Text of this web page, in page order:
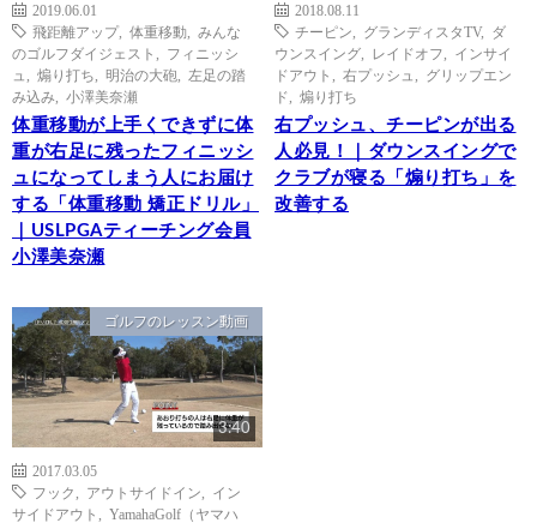
2019.06.01
飛距離アップ, 体重移動
みんな
のゴルフダイジェスト
フィニッシ
ュ
煽り打ち 明治の大砲
左足の踏
み込み
小澤美奈瀬
体重移動が上手くできずに体
重が右足に残ったフィニッシ
ュになってしまう人にお届け
する「体重移動 矯正ドリル」
｜USLPGAティーチング会員
小澤美奈瀬
2018.08.11
チーピン
グランディスタTV, ダ
ウンスイング
レイドオフ
インサイ
ドアウト
右プッシュ
グリップエン
ド
煽り打ち
右プッシュ、チーピンが出る
人必見！｜ダウンスイングで
クラブが寝る「煽り打ち」を
改善する
ゴルフのレッスン動画
3:40
2017.03.05
フック
アウトサイドイン
イン
サイドアウト
YamahaGolf（ヤマハ